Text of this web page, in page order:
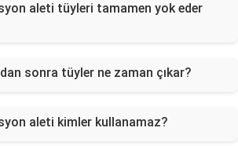
aleti tüyleri tamamen yok eder
sonra tüyler ne zaman çıkar?
aleti kimler kullanamaz?